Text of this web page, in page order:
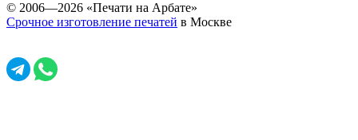
© 2006—2026 «Печати на Арбате»
Срочное изготовление печатей в Москве